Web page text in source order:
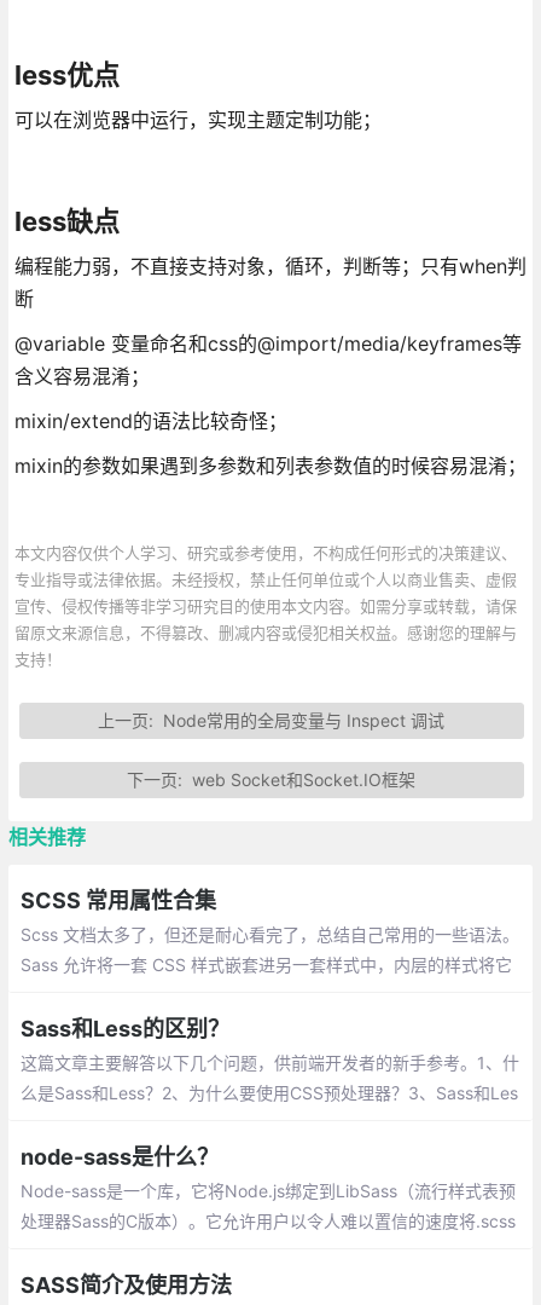
less优点
可以在浏览器中运行，实现主题定制功能；
less缺点
编程能力弱，不直接支持对象，循环，判断等；只有when判
断
@variable 变量命名和css的@import/media/keyframes等
含义容易混淆；
mixin/extend的语法比较奇怪；
mixin的参数如果遇到多参数和列表参数值的时候容易混淆；
本文内容仅供个人学习、研究或参考使用，不构成任何形式的决策建议、
专业指导或法律依据。未经授权，禁止任何单位或个人以商业售卖、虚假
宣传、侵权传播等非学习研究目的使用本文内容。如需分享或转载，请保
留原文来源信息，不得篡改、删减内容或侵犯相关权益。感谢您的理解与
支持！
上一页: Node常用的全局变量与 Inspect 调试
下一页:web Socket和Socket.IO框架
相关推荐
SCSS 常用属性合集
Scss 文档太多了，但还是耐心看完了，总结自己常用的一些语法。
Sass 允许将一套 CSS 样式嵌套进另一套样式中，内层的样式将它
Sass和Less的区别？
这篇文章主要解答以下几个问题，供前端开发者的新手参考。1、什
么是Sass和Less？2、为什么要使用CSS预处理器？3、Sass和Les
node-sass是什么？
Node-sass是一个库，它将Node.js绑定到LibSass（流行样式表预
处理器Sass的C版本）。它允许用户以令人难以置信的速度将.scss
SASS简介及使用方法